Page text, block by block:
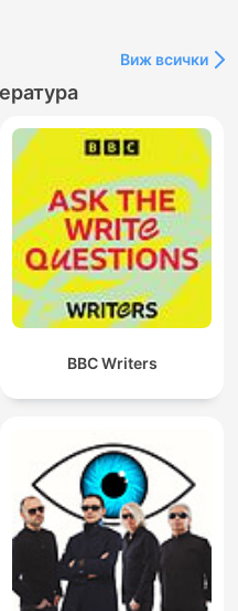
Виж всички
BBC Writers